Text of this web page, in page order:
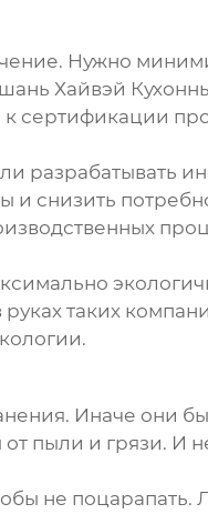
Нужно
Хайвэй
к сертификации
разрабатывать
и снизить
таких
Иначе они
пыли и грязи. И
не поцарапать.